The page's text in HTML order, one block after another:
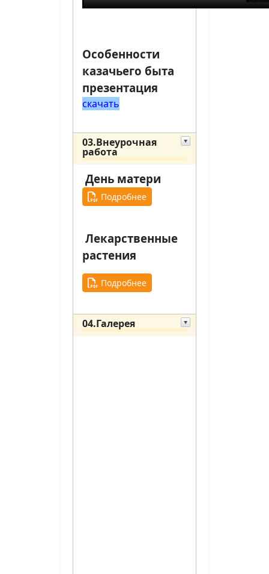
Особенности
казачьего быта
презентация
скачать
03.Внеурочная
работа
День матери
Подробнее
Лекарственные
растения
Подробнее
04.Галерея